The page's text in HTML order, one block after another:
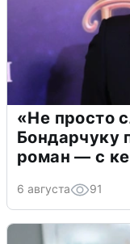
«Не просто
Бондарчуку
роман — с
6 августа 91